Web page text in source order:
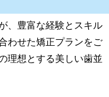
、豊富な経験とスキル
わせた矯正プランをご
理想とする美しい歯並